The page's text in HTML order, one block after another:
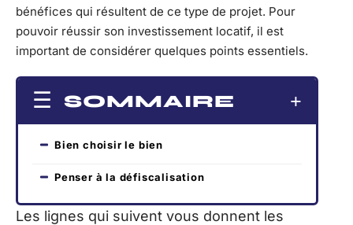
bénéfices qui résultent de ce type de projet. Pour
pouvoir réussir son investissement locatif, il est
important de considérer quelques points essentiels.
SOMMAIRE
Bien choisir le bien
Penser à la défiscalisation
Les lignes qui suivent vous donnent les